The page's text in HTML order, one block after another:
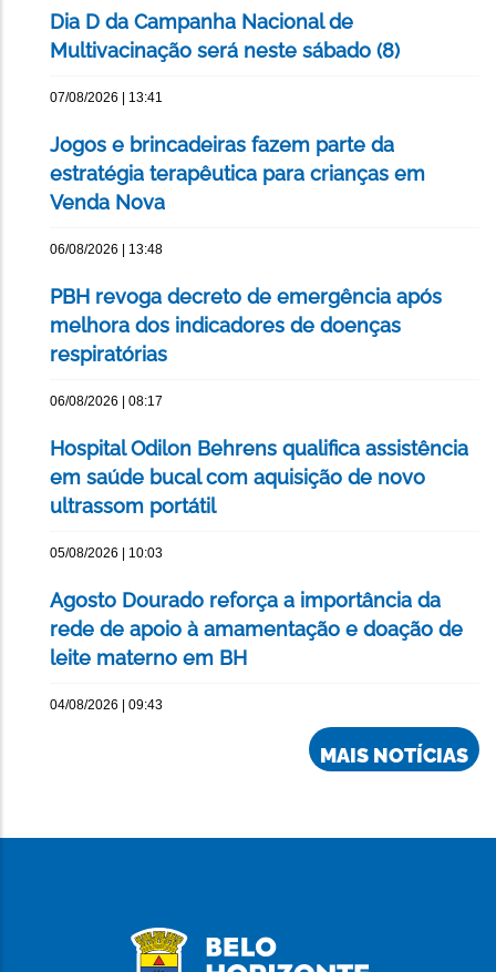
Dia D da Campanha Nacional de
Multivacinação será neste sábado (8)
07/08/2026 | 13:41
Jogos e brincadeiras fazem parte da
estratégia terapêutica para crianças em
Venda Nova
06/08/2026 | 13:48
PBH revoga decreto de emergência após
melhora dos indicadores de doenças
respiratórias
06/08/2026 | 08:17
Hospital Odilon Behrens qualifica assistência
em saúde bucal com aquisição de novo
ultrassom portátil
05/08/2026 | 10:03
Agosto Dourado reforça a importância da
rede de apoio à amamentação e doação de
leite materno em BH
04/08/2026 | 09:43
MAIS NOTÍCIAS